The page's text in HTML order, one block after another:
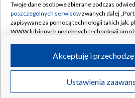
Rada Programowa
System NOS
Informacje o nadawcy
Program dla prasy
Ogłoszenie przetargowe
Kontakt
Kanały
©2026 Telewizja Polska
Twoje dane osobowe zbierane podczas
poszczególnych serwisówzwanych dalej
zapisywane za pomocą technologii takich jak:
WWW lub innych podobnych technologii
ruchu w Internecie.
Twoje dane osobowe zbierane podczas
poszczególnych serwisówna Portalu, takie jak
Ustawienia
Akceptuję i